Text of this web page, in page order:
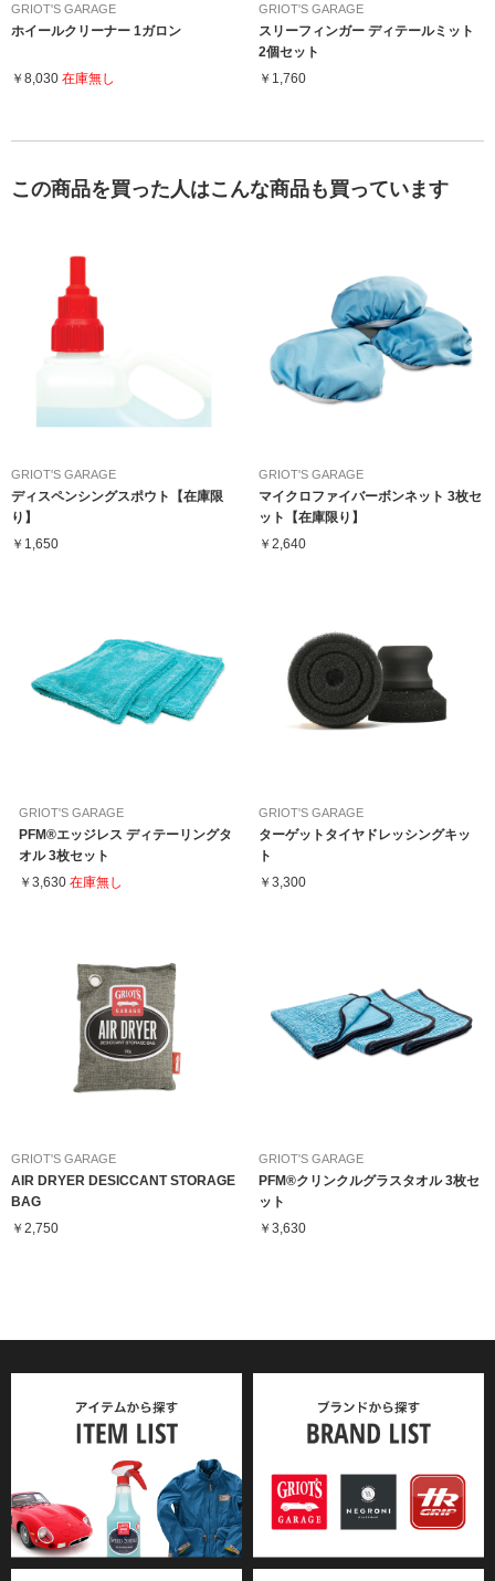
GRIOT'S GARAGE
ホイールクリーナー 1ガロン
￥8,030 在庫無し
GRIOT'S GARAGE
スリーフィンガー ディテールミット
2個セット
￥1,760
この商品を買った人はこんな商品も買っています
GRIOT'S GARAGE
ディスペンシングスポウト【在庫限
り】
￥1,650
GRIOT'S GARAGE
マイクロファイバーボンネット 3枚セ
ット【在庫限り】
￥2,640
GRIOT'S GARAGE
PFM®エッジレス ディテーリングタ
オル 3枚セット
￥3,630 在庫無し
GRIOT'S GARAGE
ターゲットタイヤドレッシングキッ
ト
￥3,300
GRIOT'S GARAGE
AIR DRYER DESICCANT STORAGE
BAG
￥2,750
GRIOT'S GARAGE
PFM®クリンクルグラスタオル 3枚セ
ット
￥3,630